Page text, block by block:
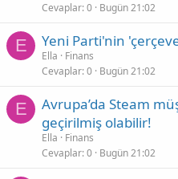
Cevaplar 0 Bugün 21:02
E Yeni Parti'nin
Ella
Finans
Cevaplar 0 Bugün 21:02
E
Avrupa’da Steam
geçirilmiş olabilir!
Ella
Finans
Cevaplar 0 Bugün 21:02